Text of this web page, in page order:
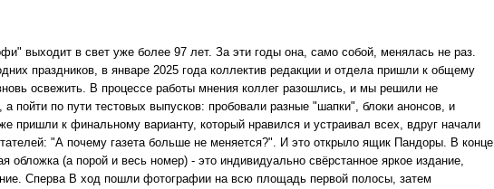
выходит в свет уже более 97 лет. За эти годы она, само собой, менялась не раз.
праздников, в январе 2025 года коллектив редакции и отдела пришли к общему
освежить. В процессе работы мнения коллег разошлись, и мы решили не
а пойти по пути тестовых выпусков: пробовали разные "шапки", блоки анонсов, и
пришли к финальному варианту, который нравился и устраивал всех, вдруг начали
"А почему газета больше не меняется?". И это открыло ящик Пандоры. В конце
обложка (а порой и весь номер) - это индивидуально свёрстанное яркое издание,
Сперва В ход пошли фотографии на всю площадь первой полосы, затем